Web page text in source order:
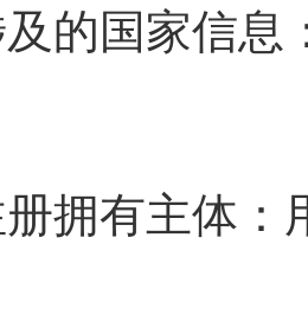
的国家信息
册拥有主体